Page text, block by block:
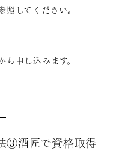
してください。
申し込みます。
③酒匠で資格取得